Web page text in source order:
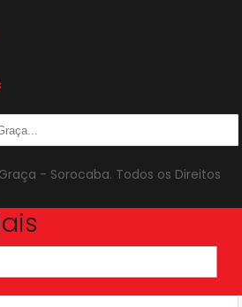
- Sorocaba. Todos os Direitos